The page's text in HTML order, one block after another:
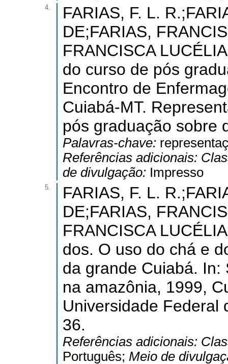
4.
FARIAS, F. L.
DE;FARIAS,
FRANCISCA
do curso de pós
Encontro de
Cuiabá-MT.
pós graduação sobre
Palavras-chave:
Referências adicionais:
de divulgação: Impresso
5.
FARIAS, F. L.
DE;FARIAS,
FRANCISCA
dos. O uso do chá e
da grande Cuiabá.
na amazônia, 1999,
Universidade Federal
36.
Referências adicionais:
Português; Meio de